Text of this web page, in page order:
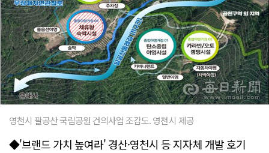
영천시 팔공산 국립공원 건의사업 조감도. 영천시 제공
◆'브랜드 가치 높여라' 경산·영천시 등 지자체 개발 호기